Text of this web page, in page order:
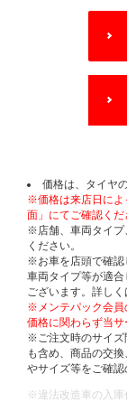
OPTIONS
価格は、タイヤ
※価格は来店日によ
面」にてご確認くだ
※店舗、車両タイプ
ください。
※お車を店頭で確認
車両タイプ等が適
ございます。詳しく
※メンテパック会員
価格に関わらず当サ
※ご注文時のサイズ
も含め、商品の交
やサイズ等をご確認
※違法改造車の入庫